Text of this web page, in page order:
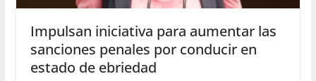
Impulsan iniciativa para aumentar las
sanciones penales por conducir en
estado de ebriedad